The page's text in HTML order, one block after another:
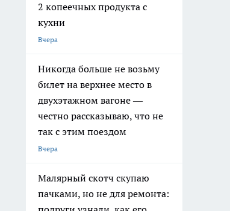
2 копеечных продукта с
кухни
Вчера
Никогда больше не возьму
билет на верхнее место в
двухэтажном вагоне —
честно рассказываю, что не
так с этим поездом
Вчера
Малярный скотч скупаю
пачками, но не для ремонта: